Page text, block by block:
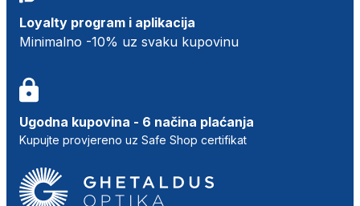
Loyalty program i aplikacija
Minimalno -10% uz svaku kupovinu
Ugodna kupovina - 6 načina plaćanja
Kupujte provjereno uz Safe Shop certifikat